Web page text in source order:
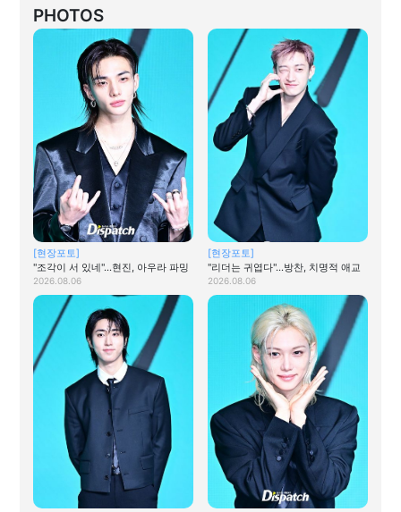
PHOTOS
[현장포토]
"조각이 서 있네"…현진, 아우라 파밍
2026.08.06
[현장포토]
"리더는 귀엽다"…방찬, 치명적 애교
2026.08.06